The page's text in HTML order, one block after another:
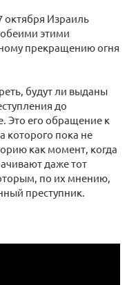
октября Израиль
этими
прекращению огня
будут ли выданы
до
Это его обращение к
которого пока не
как момент, когда
даже тот
по их мнению,
преступник.